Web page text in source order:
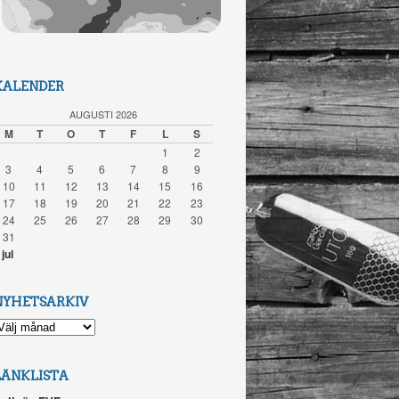
AUGUSTI 2026
M T O T F L S
1
2
3
4 5 6 7 8
9
10
11 12 13 14 15
16
17
18 19 20 21 22
23
24
25 26 27 28 29
30
31